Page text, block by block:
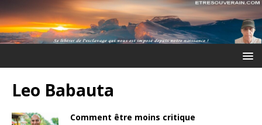
Leo Babauta
Comment être moins critique